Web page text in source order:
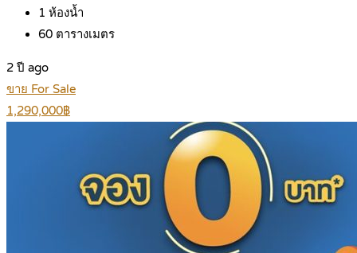
1 ห้องน้ำ
60 ตารางเมตร
2 ปี ago
ขาย For Sale
1,290,000฿